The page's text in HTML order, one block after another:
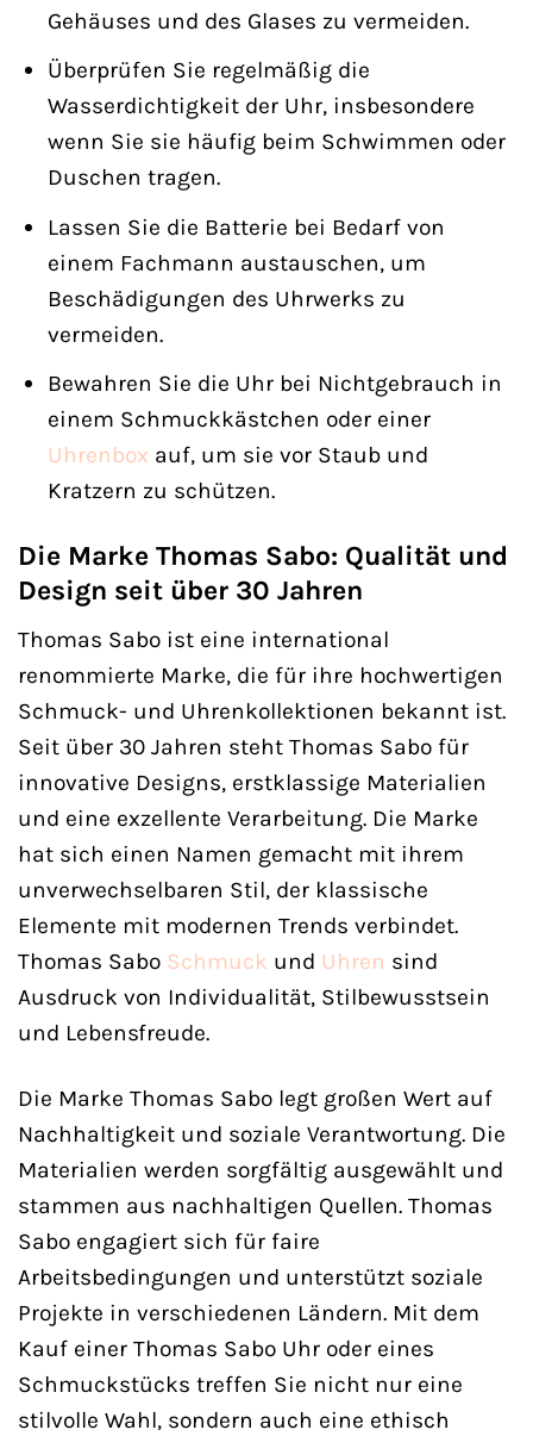
Gehäuses und des Glases zu vermeiden.
Überprüfen Sie regelmäßig die
Wasserdichtigkeit der Uhr, insbesondere
wenn Sie sie häufig beim Schwimmen oder
Duschen tragen.
Lassen Sie die Batterie bei Bedarf von
einem Fachmann austauschen, um
Beschädigungen des Uhrwerks zu
vermeiden.
Bewahren Sie die Uhr bei Nichtgebrauch in
einem Schmuckkästchen oder einer
Uhrenbox auf, um sie vor Staub und
Kratzern zu schützen.
Die Marke Thomas Sabo: Qualität und
Design seit über 30 Jahren
Thomas Sabo ist eine international
renommierte Marke, die für ihre hochwertigen
Schmuck- und Uhrenkollektionen bekannt ist.
Seit über 30 Jahren steht Thomas Sabo für
innovative Designs, erstklassige Materialien
und eine exzellente Verarbeitung. Die Marke
hat sich einen Namen gemacht mit ihrem
unverwechselbaren Stil, der klassische
Elemente mit modernen Trends verbindet.
Thomas Sabo Schmuck und Uhren sind
Ausdruck von Individualität, Stilbewusstsein
und Lebensfreude.
Die Marke Thomas Sabo legt großen Wert auf
Nachhaltigkeit und soziale Verantwortung. Die
Materialien werden sorgfältig ausgewählt und
stammen aus nachhaltigen Quellen. Thomas
Sabo engagiert sich für faire
Arbeitsbedingungen und unterstützt soziale
Projekte in verschiedenen Ländern. Mit dem
Kauf einer Thomas Sabo Uhr oder eines
Schmuckstücks treffen Sie nicht nur eine
stilvolle Wahl, sondern auch eine ethisch